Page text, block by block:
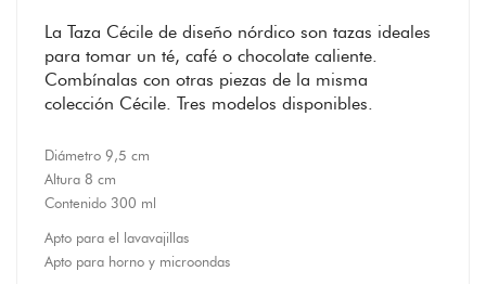
La Taza Cécile de diseño nórdico son tazas ideales
para tomar un té, café o chocolate caliente.
Combínalas con otras piezas de la misma
colección Cécile. Tres modelos disponibles.
Diámetro 9,5 cm
Altura 8 cm
Contenido 300 ml
Apto para el lavavajillas
Apto para horno y microondas